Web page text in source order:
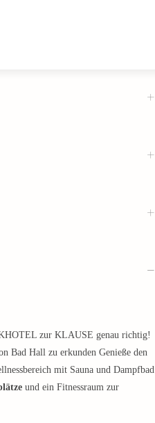
zur KLAUSE genau richtig!
Bad Hall zu erkunden Genieße den
mit Sauna und Dampfbad
und ein Fitnessraum zur